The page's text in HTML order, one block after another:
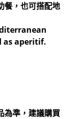
餐，也可搭配地
as aperitif.
為準，建議購買